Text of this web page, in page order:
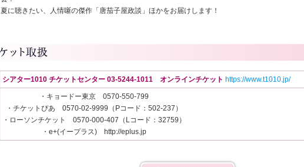
夏に聴きたい、人情噺の傑作「唐茄子屋政談」ほかをお届けします！
シアター1010 チケットセンター 03-5244-1011 オンラインチケット https://www.t1010.jp/
・キョードー東京 0570-550-799
・チケットぴあ 0570-02-9999（Pコード：502-237）
・ローソンチケット 0570-000-407（Lコード：32759）
・e+(イープラス) http://eplus.jp